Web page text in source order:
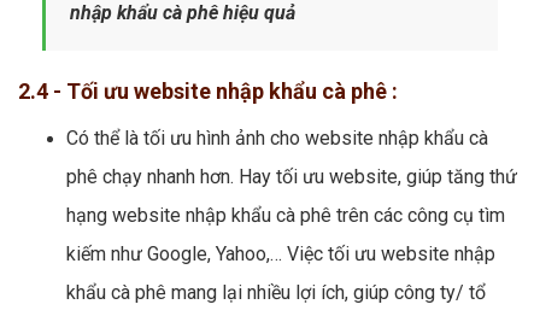
nhập khẩu cà phê hiệu quả
2.4 - Tối ưu website nhập khẩu cà phê :
Có thể là tối ưu hình ảnh cho website nhập khẩu cà
phê chạy nhanh hơn. Hay tối ưu website, giúp tăng thứ
hạng website nhập khẩu cà phê trên các công cụ tìm
kiếm như Google, Yahoo,… Việc tối ưu website nhập
khẩu cà phê mang lại nhiều lợi ích, giúp công ty/ tổ